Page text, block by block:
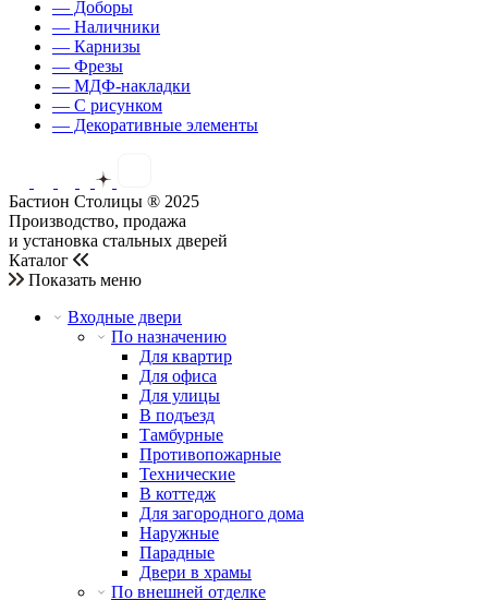
— Доборы
— Наличники
— Карнизы
— Фрезы
— МДФ-накладки
— С рисунком
— Декоративные элементы
Бастион Столицы ® 2025
Производство, продажа
и установка стальных дверей
Каталог
Показать меню
Входные двери
По назначению
Для квартир
Для офиса
Для улицы
В подъезд
Тамбурные
Противопожарные
Технические
В коттедж
Для загородного дома
Наружные
Парадные
Двери в храмы
По внешней отделке